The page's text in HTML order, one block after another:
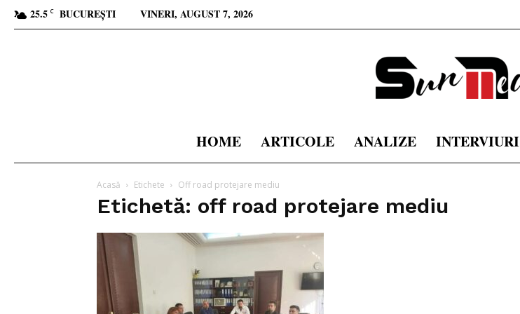
25.5 C BUCUREȘTI VINERI, AUGUST 7, 2026
sunmedia.ro
HOME ARTICOLE ANALIZE INTERVIURI
Acasă Etichete Off road protejare mediu
Etichetă: off road protejare mediu